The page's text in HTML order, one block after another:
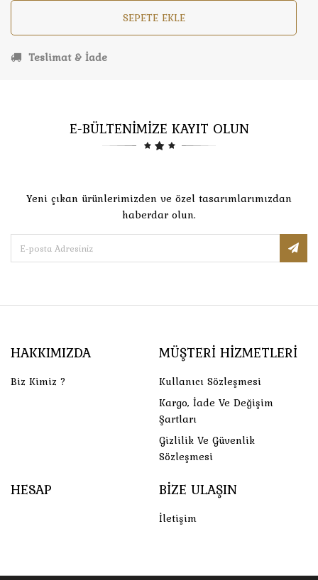
SEPETE EKLE
Teslimat & İade
E-BÜLTENİMİZE KAYIT OLUN
Yeni çıkan ürünlerimizden ve özel tasarımlarımızdan
haberdar olun.
HAKKIMIZDA
Biz Kimiz ?
MÜŞTERI HIZMETLERI
Kullanıcı Sözleşmesi
Kargo, İade Ve Değişim
Şartları
Gizlilik Ve Güvenlik
Sözleşmesi
HESAP BIZE ULAŞIN
İletişim